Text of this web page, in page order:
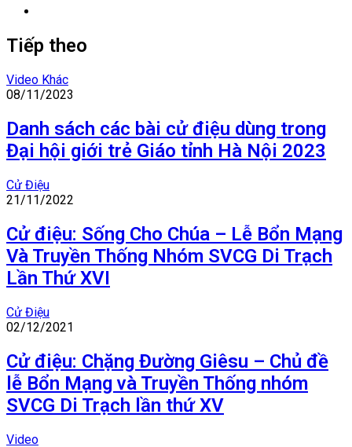
Tiếp theo
Video Khác
08/11/2023
Danh sách các bài cử điệu dùng trong
Đại hội giới trẻ Giáo tỉnh Hà Nội 2023
Cử Điệu
21/11/2022
Cử điệu: Sống Cho Chúa – Lễ Bổn Mạng
Và Truyền Thống Nhóm SVCG Di Trạch
Lần Thứ XVI
Cử Điệu
02/12/2021
Cử điệu: Chặng Đường Giêsu – Chủ đề
lễ Bổn Mạng và Truyền Thống nhóm
SVCG Di Trạch lần thứ XV
Video